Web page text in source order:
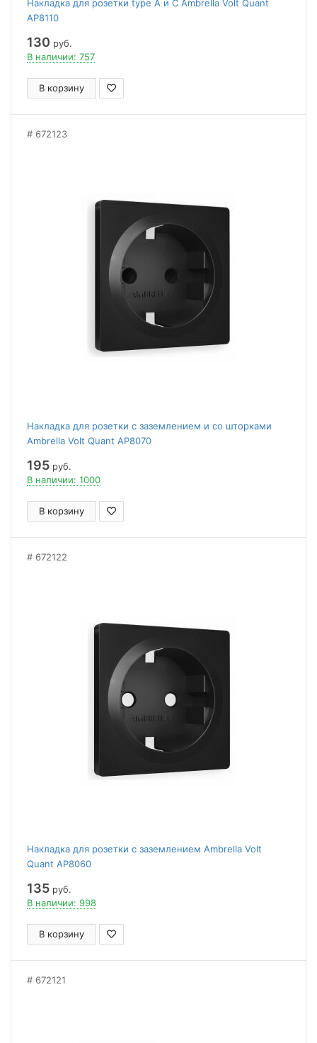
Накладка для розетки type A и C Ambrella Volt Quant
AP8110
130 руб.
В наличии: 757
В корзину
672123
Накладка для розетки с заземлением и со шторками
Ambrella Volt Quant AP8070
195 руб.
В наличии: 1000
В корзину
672122
Накладка для розетки с заземлением Ambrella Volt
Quant AP8060
135 руб.
В наличии: 998
В корзину
672121